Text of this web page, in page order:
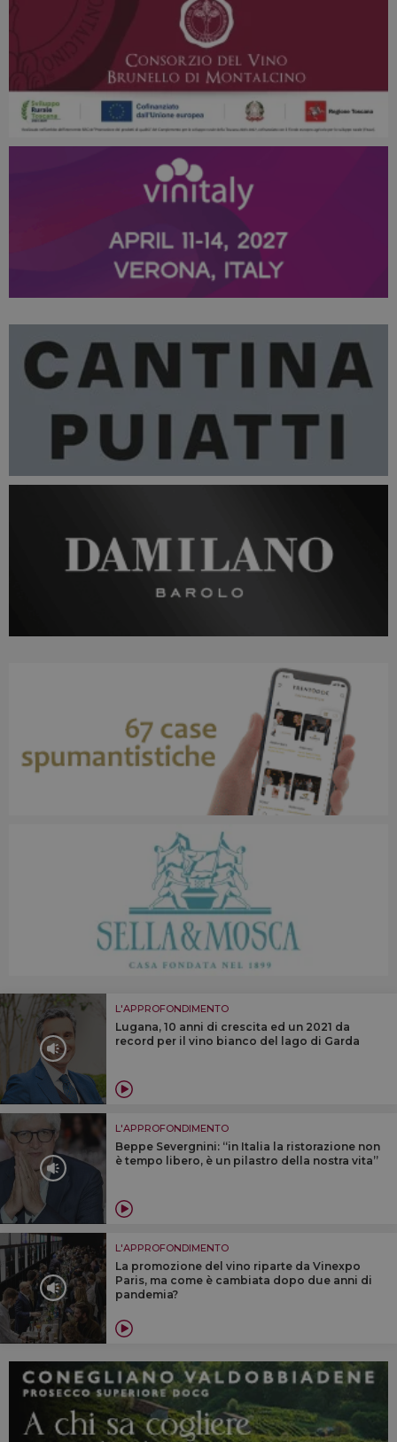
L'APPROFONDIMENTO
Lugana, 10 anni di crescita ed un 2021 da
record per il vino bianco del lago di Garda
L'APPROFONDIMENTO
Beppe Severgnini: “in Italia la ristorazione non
è tempo libero, è un pilastro della nostra vita”
L'APPROFONDIMENTO
La promozione del vino riparte da Vinexpo
Paris, ma come è cambiata dopo due anni di
pandemia?